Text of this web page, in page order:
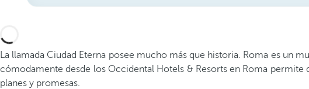
La llamada Ciudad Eterna posee mucho más que historia. Roma es un
cómodamente desde los Occidental Hotels & Resorts en Roma
planes y promesas.